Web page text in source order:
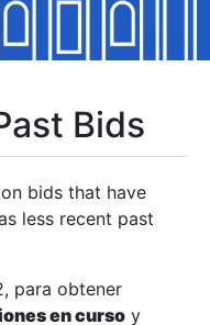
Bids
bids that have
less recent past
para obtener
en curso y